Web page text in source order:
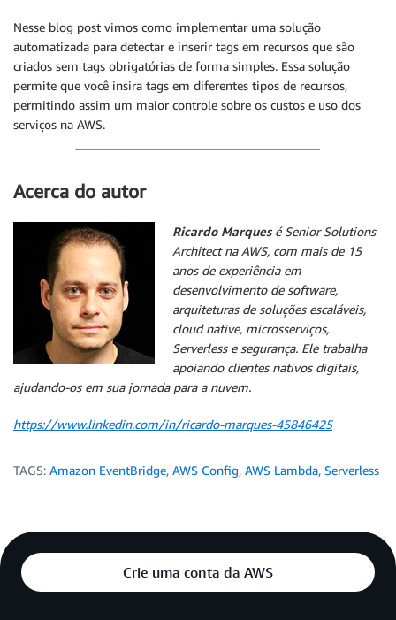
Nesse blog post vimos como implementar uma solução
automatizada para detectar e inserir tags em recursos que são
criados sem tags obrigatórias de forma simples. Essa solução
permite que você insira tags em diferentes tipos de recursos,
permitindo assim um maior controle sobre os custos e uso dos
serviços na AWS.
Acerca do autor
Ricardo Marquesé Senior Solutions
Architect na AWS, com mais de 15
anos de experiência em
desenvolvimento de software,
arquiteturas de soluções escaláveis,
cloud native, microsserviços,
Serverless e segurança. Ele trabalha
apoiando clientes nativos digitais,
ajudando-os em sua jornada para a nuvem.
https://www.linkedin.com/in/ricardo-marques-45846425
TAGS: Amazon EventBridge, AWS Config, AWS Lambda, Serverless
Crie uma conta da AWS